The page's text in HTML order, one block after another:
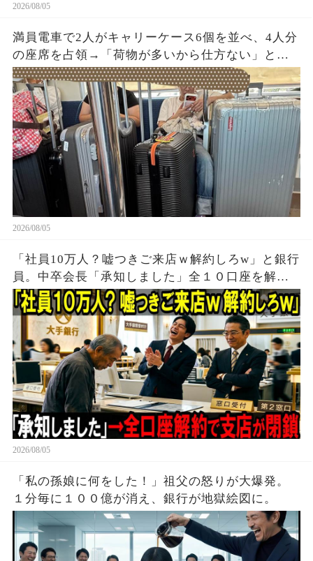
2026/08/05
満員電車で2人がキャリーケース6個を並べ、4人分
の座席を占領→「荷物が多いから仕方ない」と開
き直った直後、乗務員が車内を確認すると…
2026/08/05
「社員10万人？嘘つきご来店ｗ解約しろw」と銀行
員。中卒会長「承知しました」全１０口座を解約
し支店が閉鎖
2026/08/05
「私の孫娘に何をした！」祖父の怒りが大爆発。
１分毎に１００億が消え、銀行が地獄絵図に。